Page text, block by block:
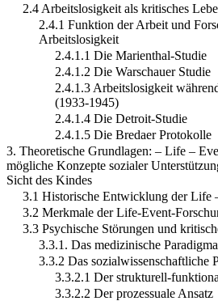
2.4 Arbeitslosigkeit als kritisches
2.4.1 Funktion der Arbeit und
Arbeitslosigkeit
2.4.1.1 Die Marienthal-Studie
2.4.1.2 Die Warschauer Studie
2.4.1.3 Arbeitslosigkeit
(1933-1945)
2.4.1.4 Die Detroit-Studie
2.4.1.5 Die Bredaer Protokolle
3. Theoretische Grundlagen: – Life –
mögliche Konzepte sozialer
Sicht des Kindes
3.1 Historische Entwicklung der Life
3.2 Merkmale der Life-Event-
3.3 Psychische Störungen und
3.3.1. Das medizinische Paradigma
3.3.2 Das sozialwissenschaftliche
3.3.2.1 Der strukturell-
3.3.2.2 Der prozessuale Ansatz